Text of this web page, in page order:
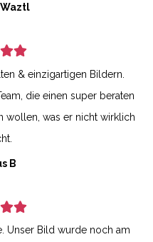
& einzigartigen Bildern.
die einen super beraten
wollen, was er nicht wirklich
B
Unser Bild wurde noch am